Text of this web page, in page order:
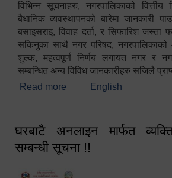
विभिन्न सूचनाहरु, नगरपालिकाको वित्तीय
बैधानिक व्यवस्थापनको बारेमा जानकारी
बसाइसराइ, विवाह दर्ता, र सिफारिश जस्ता
सकिनुका साथै नगर परिषद,
शुल्क, महत्वपूर्ण निर्णय लगायत नगर र
सम्बन्धित अन्य विविध जानकारीहरु सजिलै
Read more about स्वागतम!!!
English
घरबाटै अनलाइन मार्फत
सम्बन्धी सूचना !!